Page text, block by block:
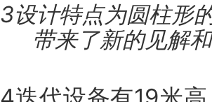
设计特点为圆柱形
带来了新的见解